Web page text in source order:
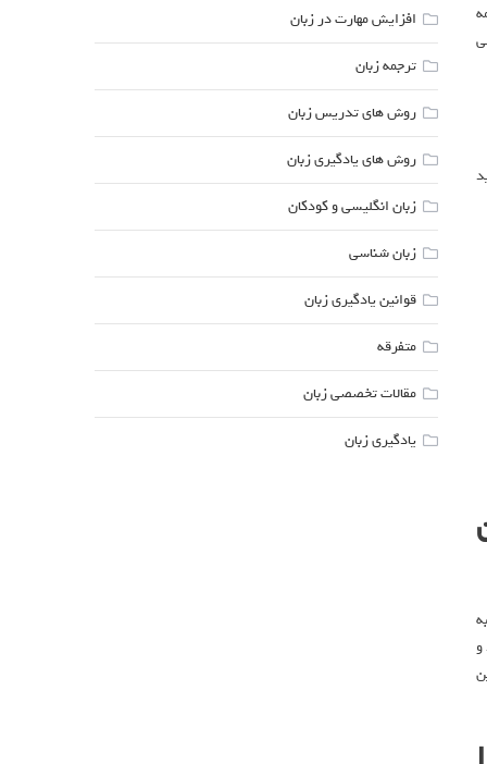
و
افزایش مهارت در زبان
ترجمه زبان
روش های تدریس زبان
روش های یادگیری زبان
زبان انگلیسی و کودکان
زبان شناسی
قوانین یادگیری زبان
متفرقه
مقالات تخصصی زبان
یادگیری زبان